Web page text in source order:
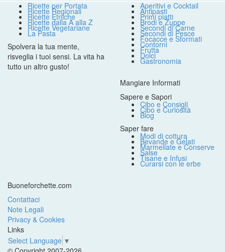
Ricette per Portata
Ricette Regionali
Ricette Etniche
Ricette dalla A alla Z
Ricette Vegetariane
La Pasta
Spolvera la tua mente,
risveglia i tuoi sensi. La vita ha
tutto un altro gusto!
Aperitivi e Cocktail
Antipasti
Primi piatti
Brodi e Zuppe
Secondi di Carne
Secondi di Pesce
Focacce e Sformati
Contorni
Frutta
Dolci
Gastronomia
Mangiare Informati
Sapere e Sapori
Cibo e Consigli
Cibo e Curiosità
Blog
Saper fare
Modi di cottura
Bevande e Gelati
Marmellate e Conserve
Salse
Tisane e Infusi
Curarsi con le erbe
Buoneforchette.com
Contattaci
Note Legali
Privacy & Cookies
Links
Select Language ▼